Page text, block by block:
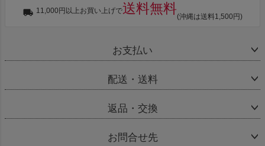
11,000円以上お買い上げで送料無料
(沖縄は送料1,500円)
お支払い
配送・送料
返品・交換
お問合せ先